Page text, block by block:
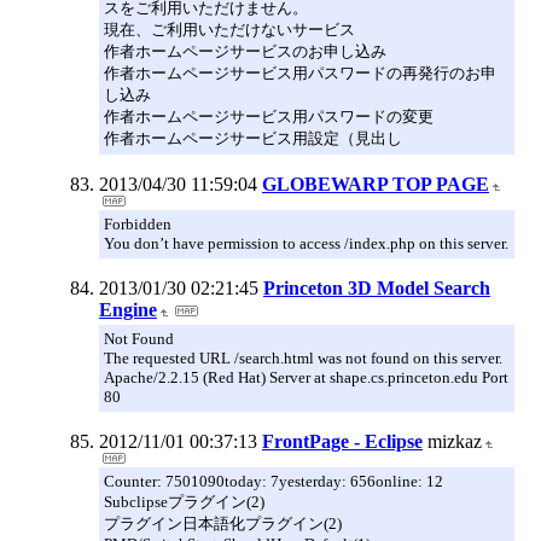
スをご利用いただけません。
現在、ご利用いただけないサービス
作者ホームページサービスのお申し込み
作者ホームページサービス用パスワードの再発行のお申
し込み
作者ホームページサービス用パスワードの変更
作者ホームページサービス用設定（見出し
2013/04/30 11:59:04 GLOBEWARP TOP PAGE
Forbidden
You don’t have permission to access /index.php on this server.
2013/01/30 02:21:45 Princeton 3D Model Search
Engine
Not Found
The requested URL /search.html was not found on this server.
Apache/2.2.15 (Red Hat) Server at shape.cs.princeton.edu Port
80
2012/11/01 00:37:13 FrontPage - Eclipse mizkaz
Counter: 7501090today: 7yesterday: 656online: 12
Subclipseプラグイン(2)
プラグイン日本語化プラグイン(2)